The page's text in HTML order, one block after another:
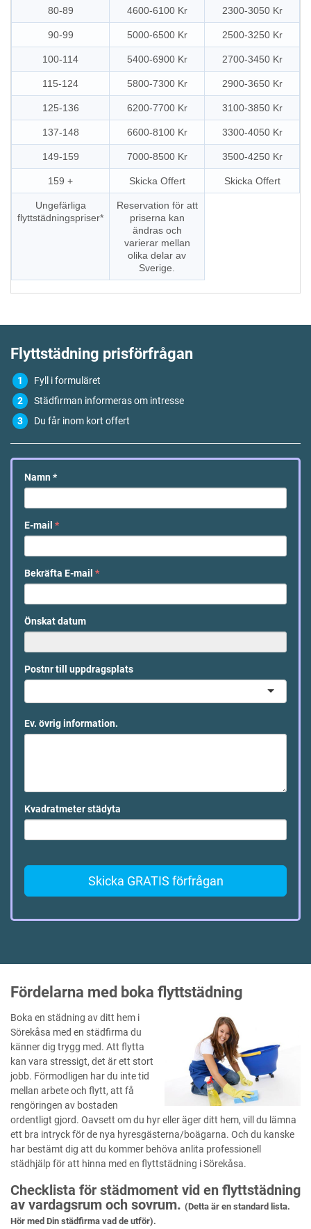
80-89 4600-6100 Kr 2300-3050 Kr
90-99 5000-6500 Kr 2500-3250 Kr
100-114 5400-6900 Kr 2700-3450 Kr
115-124 5800-7300 Kr 2900-3650 Kr
125-136 6200-7700 Kr 3100-3850 Kr
137-148 6600-8100 Kr 3300-4050 Kr
149-159 7000-8500 Kr 3500-4250 Kr
159 + Skicka Offert Skicka Offert
Ungefärliga
flyttstädningspriser*
Reservation för att
priserna kan
ändras och
varierar mellan
olika delar av
Sverige.
Flyttstädning prisförfrågan
Fyll i formuläret
Städfirman informeras om intresse
Du får inom kort offert
Namn *
E-mail *
Bekräfta E-mail *
Önskat datum
Postnr till uppdragsplats
Ev. övrig information.
Kvadratmeter städyta
Skicka GRATIS förfrågan
Fördelarna med boka flyttstädning
Boka en städning av ditt hem i
Sörekåsa med en städfirma du
känner dig trygg med. Att flytta
kan vara stressigt, det är ett stort
jobb. Förmodligen har du inte tid
mellan arbete och flytt, att få
rengöringen av bostaden
ordentligt gjord. Oavsett om du hyr eller äger ditt hem, vill du lämna
ett bra intryck för de nya hyresgästerna/boägarna. Och du kanske
har bestämt dig att du kommer behöva anlita professionell
städhjälp för att hinna med en flyttstädning i Sörekåsa.
Checklista för städmoment vid en flyttstädning
av vardagsrum och sovrum. (Detta är en standard lista.
Hör med Din städfirma vad de utför).